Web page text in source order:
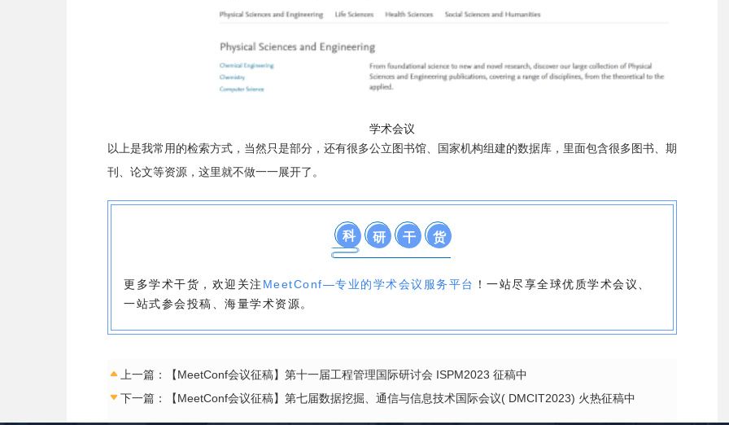
学术会议
以上是我常用的检索方式，当然只是部分，还有很多公立图书馆、国家机构组建的数据库，里面包含很多图书、期
刊、论文等资源，这里就不做一一展开了。
科 研 干 货
更多学术干货，欢迎关注 MeetConf—专业的学术会议服务平台 ！一站尽享全球优质学术会议、
一站式参会投稿、海量学术资源。
上一篇：【MeetConf会议征稿】第十一届工程管理国际研讨会 ISPM2023 征稿中
下一篇：【MeetConf会议征稿】第七届数据挖掘、通信与信息技术国际会议( DMCIT2023) 火热征稿中